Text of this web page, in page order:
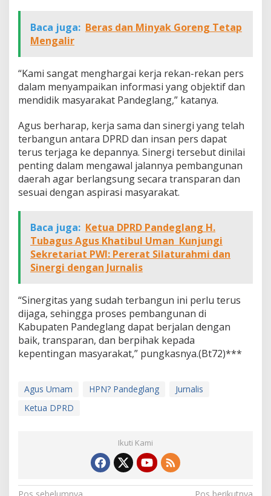
Baca juga: Beras dan Minyak Goreng Tetap
Mengalir
“Kami sangat menghargai kerja rekan-rekan pers
dalam menyampaikan informasi yang objektif dan
mendidik masyarakat Pandeglang,” katanya.
Agus berharap, kerja sama dan sinergi yang telah
terbangun antara DPRD dan insan pers dapat
terus terjaga ke depannya. Sinergi tersebut dinilai
penting dalam mengawal jalannya pembangunan
daerah agar berlangsung secara transparan dan
sesuai dengan aspirasi masyarakat.
Baca juga: Ketua DPRD Pandeglang H.
Tubagus Agus Khatibul Uman Kunjungi
Sekretariat PWI: Pererat Silaturahmi dan
Sinergi dengan Jurnalis
“Sinergitas yang sudah terbangun ini perlu terus
dijaga, sehingga proses pembangunan di
Kabupaten Pandeglang dapat berjalan dengan
baik, transparan, dan berpihak kepada
kepentingan masyarakat,” pungkasnya.(Bt72)***
Agus Umam HPN? Pandeglang
Jurnalis
Ketua DPRD
Ikuti Kami